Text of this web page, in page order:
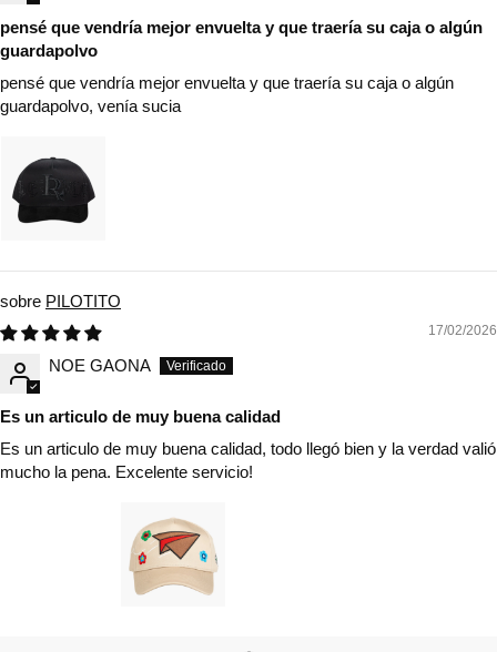
pensé que vendría mejor envuelta y que traería su caja o algún
guardapolvo
pensé que vendría mejor envuelta y que traería su caja o algún
guardapolvo, venía sucia
PILOTITO
17/02/2026
NOE GAONA
Es un articulo de muy buena calidad
Es un articulo de muy buena calidad, todo llegó bien y la verdad valió
mucho la pena. Excelente servicio!